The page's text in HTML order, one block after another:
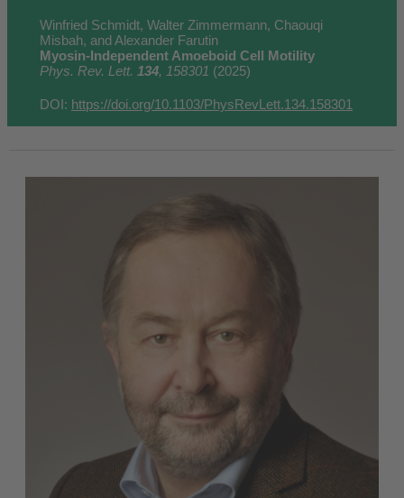
Winfried Schmidt, Walter Zimmermann, Chaouqi
Misbah, and Alexander Farutin
Myosin-Independent Amoeboid Cell Motility
Phys. Rev. Lett. 134, 158301 (2025)
DOI: https://doi.org/10.1103/PhysRevLett.134.158301